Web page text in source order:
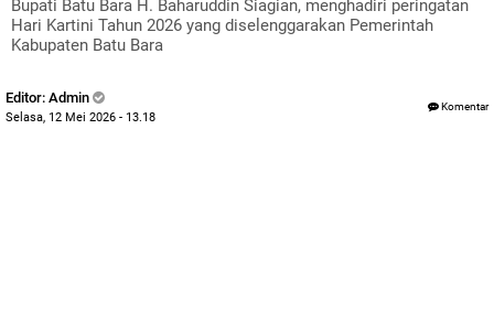
Bupati Batu Bara H. Baharuddin Siagian, menghadiri peringatan
Hari Kartini Tahun 2026 yang diselenggarakan Pemerintah
Kabupaten Batu Bara
Editor: Admin
Selasa, 12 Mei 2026 - 13.18
Komentar